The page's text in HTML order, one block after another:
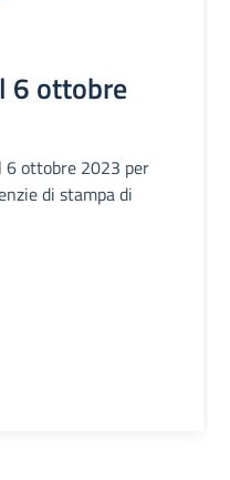
6 ottobre
6 ottobre 2023 per
di stampa di